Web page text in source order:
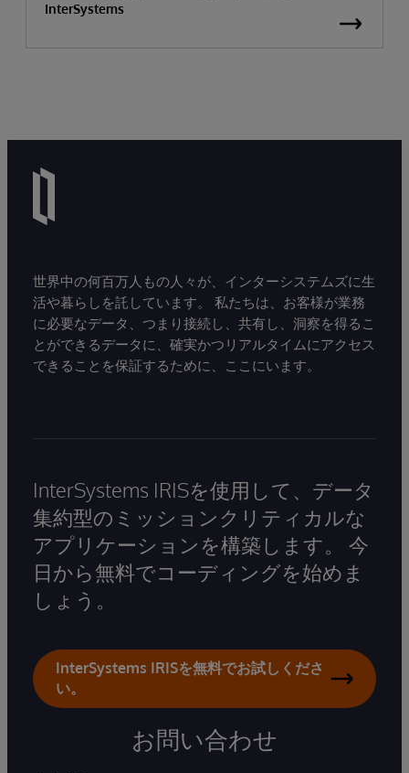
InterSystems
世界中の何百万人もの人々が、インターシステムズに生
活や暮らしを託しています。 私たちは、お客様が業務
に必要なデータ、つまり接続し、共有し、洞察を得るこ
とができるデータに、確実かつリアルタイムにアクセス
できることを保証するために、ここにいます。
InterSystems IRISを使用して、データ
集約型のミッションクリティカルな
アプリケーションを構築します。 今
日から無料でコーディングを始めま
しょう。
InterSystems IRISを無料でお試しくださ
い。
お問い合わせ